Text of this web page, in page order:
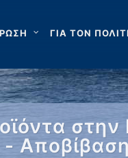
ΓΙΑ ΤΟΝ
στην